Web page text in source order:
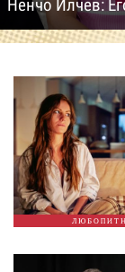
Ненчо Илчев: